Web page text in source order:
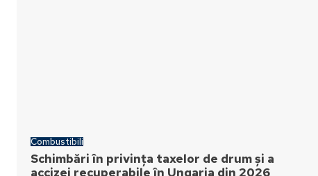
Combustibili
Schimbări în privința taxelor de drum și a
accizei recuperabile în Ungaria din 2026